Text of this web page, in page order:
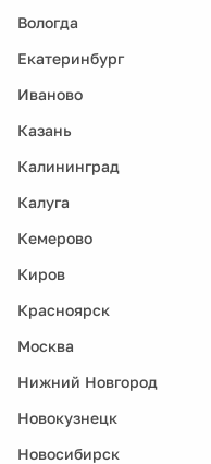
Вологда
Екатеринбург
Иваново
Казань
Калининград
Калуга
Кемерово
Киров
Красноярск
Москва
Нижний Новгород
Новокузнецк
Новосибирск